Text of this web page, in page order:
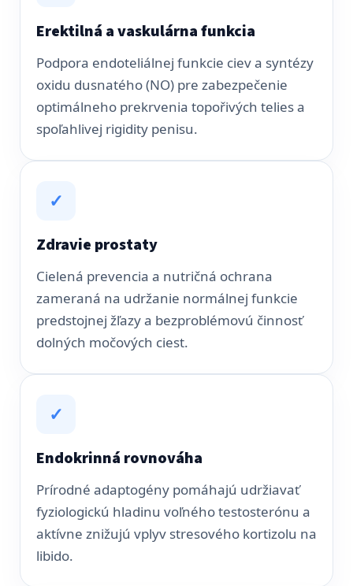
Erektilná a vaskulárna funkcia
Podpora endoteliálnej funkcie ciev a syntézy
oxidu dusnatého (NO) pre zabezpečenie
optimálneho prekrvenia topořivých telies a
spoľahlivej rigidity penisu.
✓
Zdravie prostaty
Cielená prevencia a nutričná ochrana
zameraná na udržanie normálnej funkcie
predstojnej žľazy a bezproblémovú činnosť
dolných močových ciest.
✓
Endokrinná rovnováha
Prírodné adaptogény pomáhajú udržiavať
fyziologickú hladinu voľného testosterónu a
aktívne znižujú vplyv stresového kortizolu na
libido.